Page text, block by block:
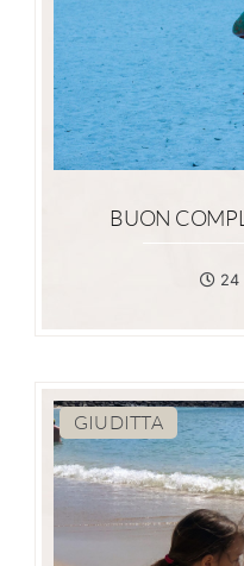
BUON
24
GIUDITTA